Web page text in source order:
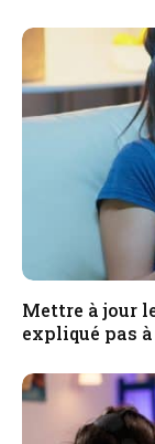
Mettre à jour
expliqué pas à